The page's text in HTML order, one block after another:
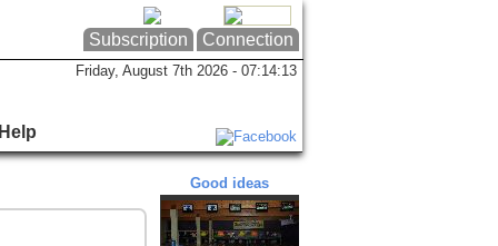
Subscription Connection
Friday, August 7th 2026 - 07:14:13
Help
Good ideas